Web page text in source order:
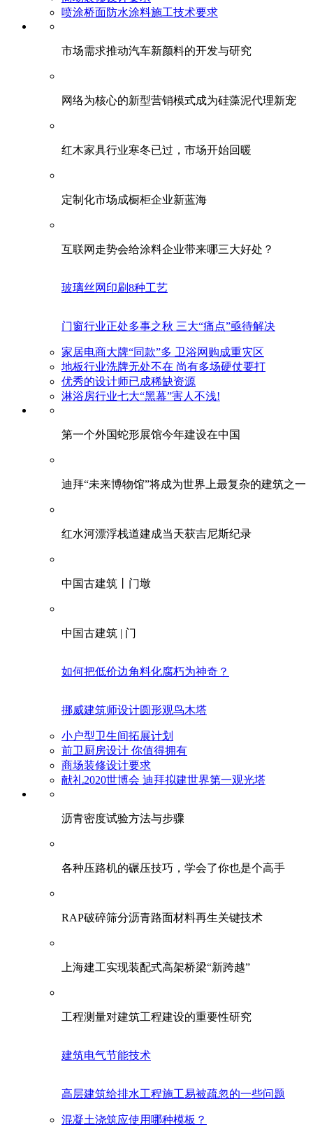
喷涂桥面防水涂料施工技术要求
市场需求推动汽车新颜料的开发与研究
网络为核心的新型营销模式成为硅藻泥代理新宠
红木家具行业寒冬已过，市场开始回暖
定制化市场成橱柜企业新蓝海
互联网走势会给涂料企业带来哪三大好处？
玻璃丝网印刷8种工艺
门窗行业正处多事之秋 三大“痛点”亟待解决
家居电商大牌“同款”多 卫浴网购成重灾区
地板行业洗牌无处不在 尚有多场硬仗要打
优秀的设计师已成稀缺资源
淋浴房行业七大“黑幕”害人不浅!
第一个外国蛇形展馆今年建设在中国
迪拜“未来博物馆”将成为世界上最复杂的建筑之一
红水河漂浮栈道建成当天获吉尼斯纪录
中国古建筑丨门墩
中国古建筑 | 门
如何把低价边角料化腐朽为神奇？
挪威建筑师设计圆形观鸟木塔
小户型卫生间拓展计划
前卫厨房设计 你值得拥有
商场装修设计要求
献礼2020世博会 迪拜拟建世界第一观光塔
​沥青密度试验方法与步骤
各种压路机的碾压技巧，学会了你也是个高手
RAP破碎筛分沥青路面材料再生关键技术
上海建工实现装配式高架桥梁“新跨越”
工程测量对建筑工程建设的重要性研究
建筑电气节能技术
高层建筑给排水工程施工易被疏忽的一些问题
混凝土浇筑应使用哪种模板？